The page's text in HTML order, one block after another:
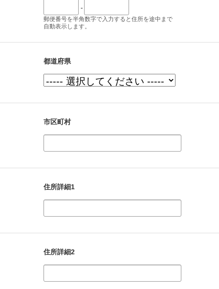
-
郵便番号を半角数字で入力すると住所を途中まで
自動表示します。
都道府県
市区町村
住所詳細1
住所詳細2